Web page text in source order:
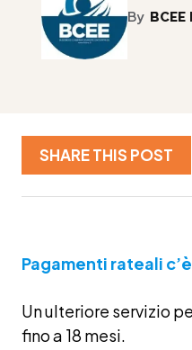
By
SHARE THIS POST
Pagamenti rateali
Un ulteriore servizio
fino a 18 mesi.